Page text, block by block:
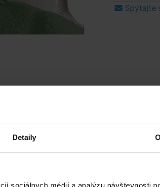
Detaily
sociálnych médií a analýzu návštevnosti
Spýtajte
(zelené filtračné sklo) je špeciálne
baktérie a vytváral biofilm.
skla umožňuje znížiť jeho